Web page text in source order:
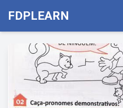
FDPLEARN